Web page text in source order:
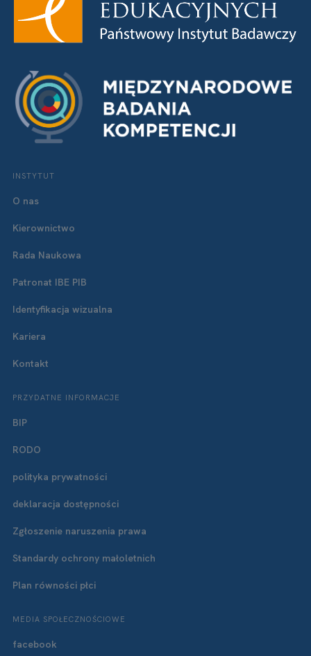
INSTYTUT
O nas
Kierownictwo
Rada Naukowa
Patronat IBE PIB
Identyfikacja wizualna
Kariera
Kontakt
PRZYDATNE INFORMACJE
BIP
RODO
polityka prywatności
deklaracja dostępności
Zgłoszenie naruszenia prawa
Standardy ochrony małoletnich
Plan równości płci
MEDIA SPOŁECZNOŚCIOWE
facebook